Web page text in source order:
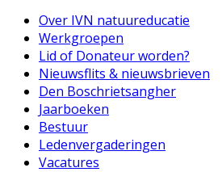
Over IVN natuureducatie
Werkgroepen
Lid of Donateur worden?
Nieuwsflits & nieuwsbrieven
Den Boschrietsangher
Jaarboeken
Bestuur
Ledenvergaderingen
Vacatures